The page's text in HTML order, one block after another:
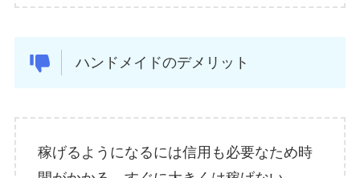
ハンドメイドのデメリット
稼げるようになるには信用も必要なため時